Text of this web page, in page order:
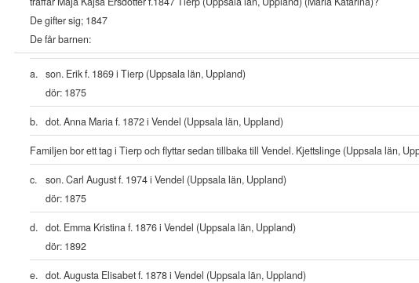
De gifter sig; 1847
De får barnen:
a. son. Erik f. 1869 i Tierp (Uppsala län, Uppland)
dör: 1875
b. dot. Anna Maria f. 1872 i Vendel (Uppsala län, Uppland)
Familjen bor ett tag i Tierp och flyttar sedan tillbaka till Vendel. Kjettslinge (Uppsala län,
c.
son. Carl August f. 1974 i Vendel (Uppsala län, Uppland)
dör: 1875
d. dot. Emma Kristina f. 1876 i Vendel (Uppsala län, Uppland)
dör: 1892
e. dot. Augusta Elisabet f. 1878 i Vendel (Uppsala län, Uppland)